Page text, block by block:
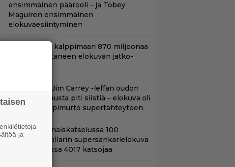
ensimmäinen päärooli – ja Tobey
Maguiren ensimmäinen
elokuvaesiintyminen
Ohjaaja lähti kalppimaan 870 miljoonaa
dollaria tuottaneen elokuvan jatko-
Illalla tv:ssä: Jim Carrey -leffan oudon
raakaa kohtausta piti siistiä – elokuva oli
koomikon läpimurto supertähteyteen
Scifihetki: Ilmaiskatselussa 100
miljoonan dollarin supersankarielokuva
– sai Suomessa 4017 katsojaa
ja